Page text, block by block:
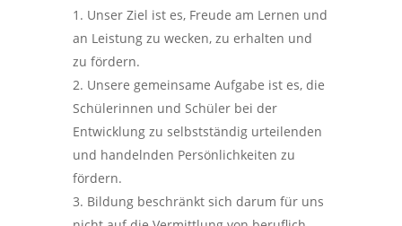
Unser Ziel ist es, Freude am Lernen und
an Leistung zu wecken, zu erhalten und
zu fördern.
Unsere gemeinsame Aufgabe ist es, die
Schülerinnen und Schüler bei der
Entwicklung zu selbstständig urteilenden
und handelnden Persönlichkeiten zu
fördern.
Bildung beschränkt sich darum für uns